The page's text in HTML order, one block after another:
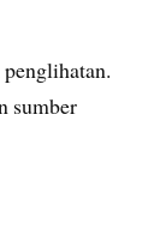
sumber